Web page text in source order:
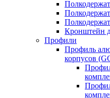
Кронштейн
Профили
Профиль
корпусов